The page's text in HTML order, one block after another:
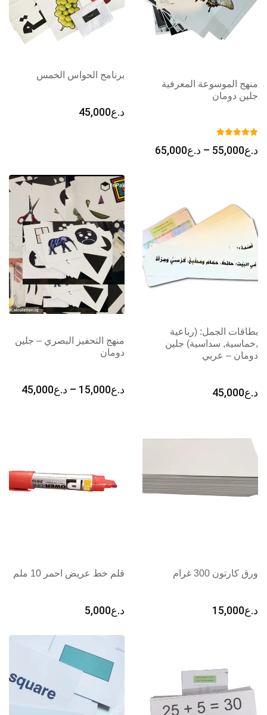
منهج الموسوعة المعرفية
جلين دومان
د.ع55,000
– د.ع65,000
برنامج الحواس الخمس
د.ع45,000
بطاقات الجمل: (رباعية
,خماسية, سداسية) جلين
دومان – عربي
د.ع45,000
منهج التحفيز البصري – جلين
دومان
د.ع15,000
– د.ع45,000
ورق كارتون 300 غرام
د.ع15,000
قلم خط عريض احمر 10 ملم
د.ع5,000